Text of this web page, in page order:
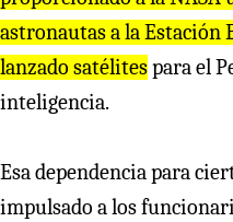
astronautas a la Estación
lanzado satélitespara el
inteligencia.
Esa dependencia para
impulsado a los